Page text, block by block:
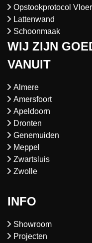
Opstookprotocol
Lattenwand
Schoonmaak
WIJ ZIJN
VANUIT
Almere
Amersfoort
Apeldoorn
Dronten
Genemuiden
Meppel
Zwartsluis
Zwolle
INFO
Showroom
Projecten